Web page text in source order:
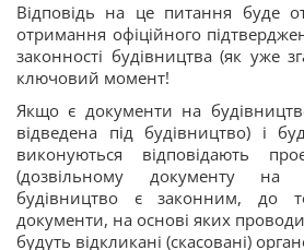
Відповідь на це питання буде
отримання офіційного
законності будівництва (як уже
ключовий момент!
Якщо є документи на
відведена під будівництво) і
виконуються відповідають
(дозвільному документу на
будівництво є законним, до
документи, на основі яких
будуть відкликані (скасовані)